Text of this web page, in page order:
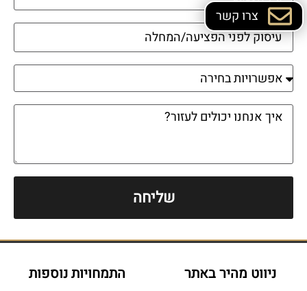
שליחה
ניווט מהיר באתר התמחויות נוספות
צרו קשר